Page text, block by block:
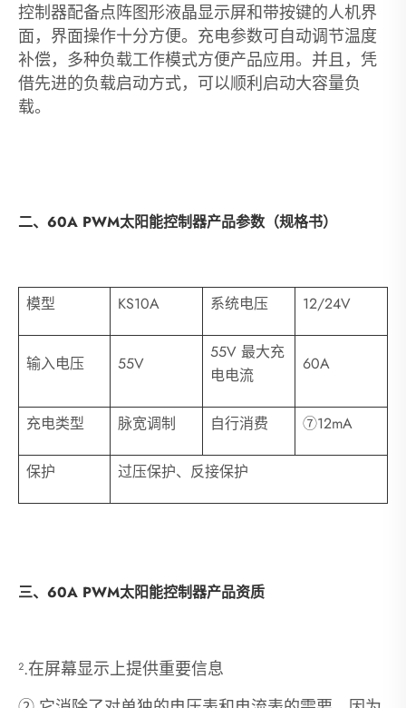
控制器配备点阵图形液晶显示屏和带按键的人机界
面，界面操作十分方便。充电参数可自动调节温度
补偿，多种负载工作模式方便产品应用。并且，凭
借先进的负载启动方式，可以顺利启动大容量负
载。
二、60A PWM太阳能控制器产品参数（规格书）
模型 KS10A 系统电压 12/24V
输入电压 55V
55V 最大充
电电流
60A
充电类型 脉宽调制 自行消费 ⑦12mA
保护 过压保护、反接保护
三、60A PWM太阳能控制器产品资质
².在屏幕显示上提供重要信息